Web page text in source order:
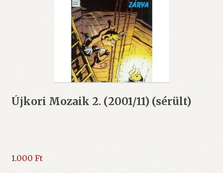
Újkori Mozaik 2. (2001/11) (sérült)
1.000 Ft